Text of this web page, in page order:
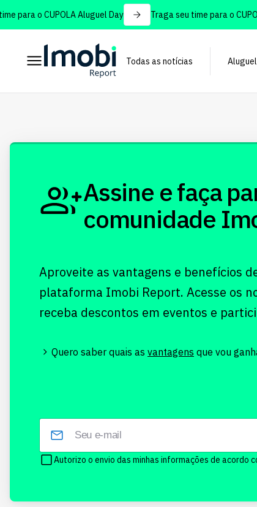
para o CUPOLA Aluguel Day Traga seu time para o
Todas as notícias Aluguel
Assine e faça
comunidade
Aproveite as vantagens e benefícios
plataforma Imobi Report. Acesse os
receba descontos em eventos e
Quero saber quais as vantagens que vou
Autorizo o envio das minhas informações de acordo